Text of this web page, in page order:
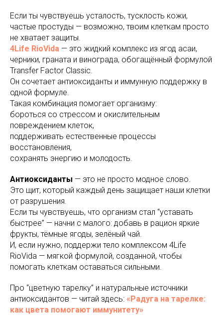
Если ты чувствуешь усталость, тусклость кожи,
частые простуды — возможно, твоим клеткам просто
не хватает защиты.
4Life RioVida — это жидкий комплекс из ягод асаи,
черники, граната и винограда, обогащённый формулой
Transfer Factor Classic.
Он сочетает антиоксиданты и иммунную поддержку в
одной формуле.
Такая комбинация помогает организму:
бороться со стрессом и окислительным
повреждением клеток,
поддерживать естественные процессы
восстановления,
сохранять энергию и молодость.
Антиоксиданты — это не просто модное слово.
Это щит, который каждый день защищает наши клетки
от разрушения.
Если ты чувствуешь, что организм стал “уставать
быстрее” — начни с малого: добавь в рацион яркие
фрукты, тёмные ягоды, зелёный чай.
И, если нужно, поддержи тело комплексом 4Life
RioVida — мягкой формулой, созданной, чтобы
помогать клеткам оставаться сильными.
Про “цветную тарелку” и натуральные источники
антиоксидантов — читай здесь: «Радуга на тарелке:
как цвета помогают иммунитету»